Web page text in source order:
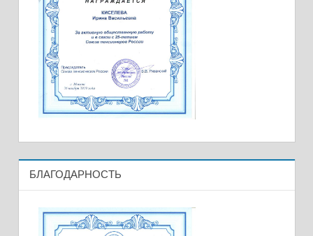
БЛАГОДАРНОСТЬ